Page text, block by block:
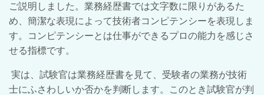
ご説明しました。業務経歴書では文字数に限りがあるた
め、簡潔な表現によって技術者コンピテンシーを表現しま
す。コンピテンシーとは仕事ができるプロの能力を感じさ
せる指標です。
実は、試験官は業務経歴書を見て、受験者の業務が技術
士にふさわしいか否かを判断します。このとき試験官が判